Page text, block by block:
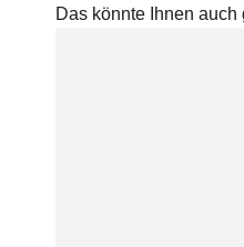
Das könnte Ihnen